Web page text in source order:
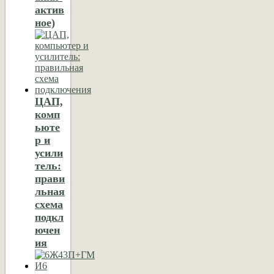
актив
ное)
ЦАП,
комп
ьюте
р и
усили
тель:
прави
льная
схема
подкл
ючен
ия